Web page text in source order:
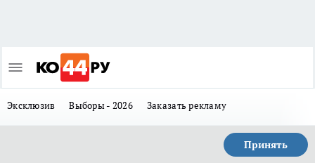
Эксклюзив Выборы - 2026 Заказать рекламу
Принять